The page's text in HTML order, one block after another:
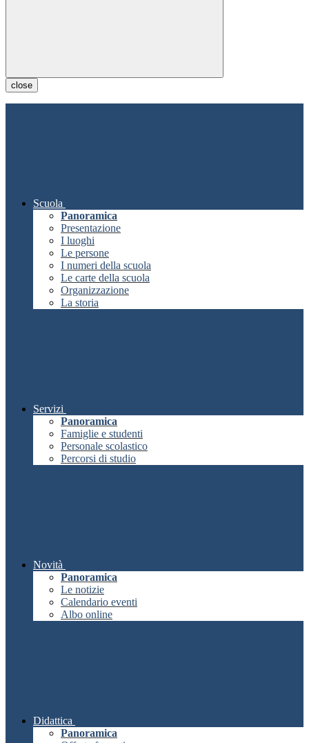
close
Scuola
Panoramica
Presentazione
I luoghi
Le persone
I numeri della scuola
Le carte della scuola
Organizzazione
La storia
Servizi
Panoramica
Famiglie e studenti
Personale scolastico
Percorsi di studio
Novità
Panoramica
Le notizie
Calendario eventi
Albo online
Didattica
Panoramica